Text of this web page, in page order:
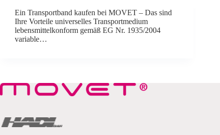
Ein Transportband kaufen bei MOVET – Das sind
Ihre Vorteile universelles Transportmedium
lebensmittelkonform gemäß EG Nr. 1935/2004
variable…